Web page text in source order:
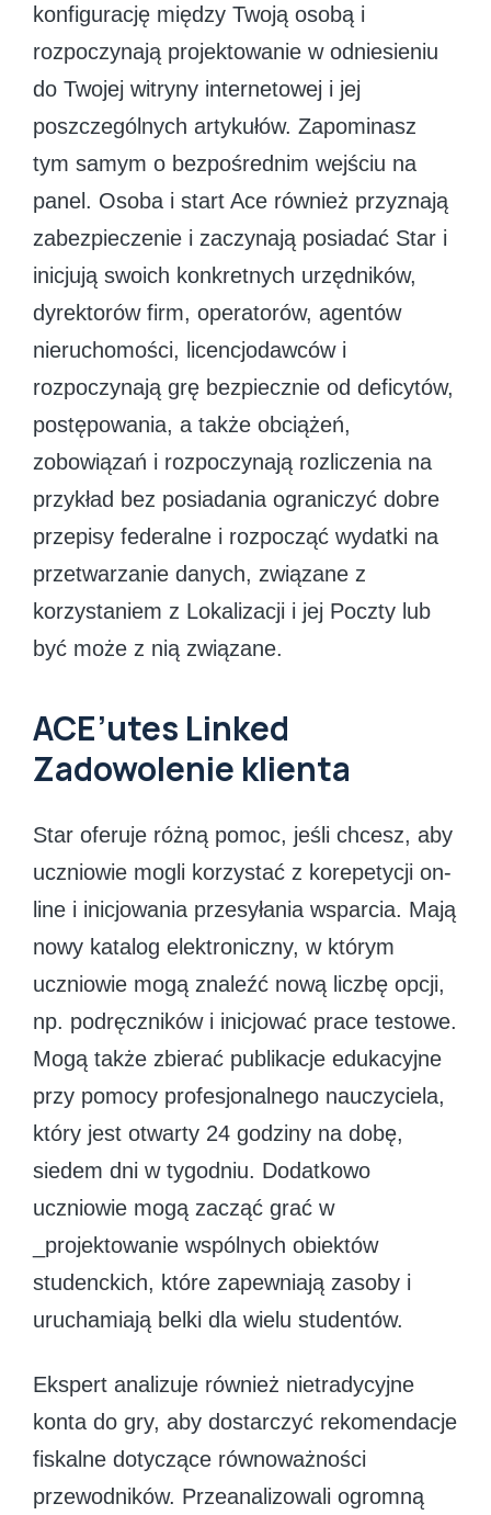
konfigurację między Twoją osobą i
rozpoczynają projektowanie w odniesieniu
do Twojej witryny internetowej i jej
poszczególnych artykułów. Zapominasz
tym samym o bezpośrednim wejściu na
panel. Osoba i start Ace również przyznają
zabezpieczenie i zaczynają posiadać Star i
inicjują swoich konkretnych urzędników,
dyrektorów firm, operatorów, agentów
nieruchomości, licencjodawców i
rozpoczynają grę bezpiecznie od deficytów,
postępowania, a także obciążeń,
zobowiązań i rozpoczynają rozliczenia na
przykład bez posiadania ograniczyć dobre
przepisy federalne i rozpocząć wydatki na
przetwarzanie danych, związane z
korzystaniem z Lokalizacji i jej Poczty lub
być może z nią związane.
ACE’utes Linked
Zadowolenie klienta
Star oferuje różną pomoc, jeśli chcesz, aby
uczniowie mogli korzystać z korepetycji on-
line i inicjowania przesyłania wsparcia. Mają
nowy katalog elektroniczny, w którym
uczniowie mogą znaleźć nową liczbę opcji,
np. podręczników i inicjować prace testowe.
Mogą także zbierać publikacje edukacyjne
przy pomocy profesjonalnego nauczyciela,
który jest otwarty 24 godziny na dobę,
siedem dni w tygodniu. Dodatkowo
uczniowie mogą zacząć grać w
_projektowanie wspólnych obiektów
studenckich, które zapewniają zasoby i
uruchamiają belki dla wielu studentów.
Ekspert analizuje również nietradycyjne
konta do gry, aby dostarczyć rekomendacje
fiskalne dotyczące równoważności
przewodników. Przeanalizowali ogromną